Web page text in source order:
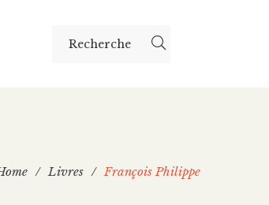
/ Livres / François Philippe